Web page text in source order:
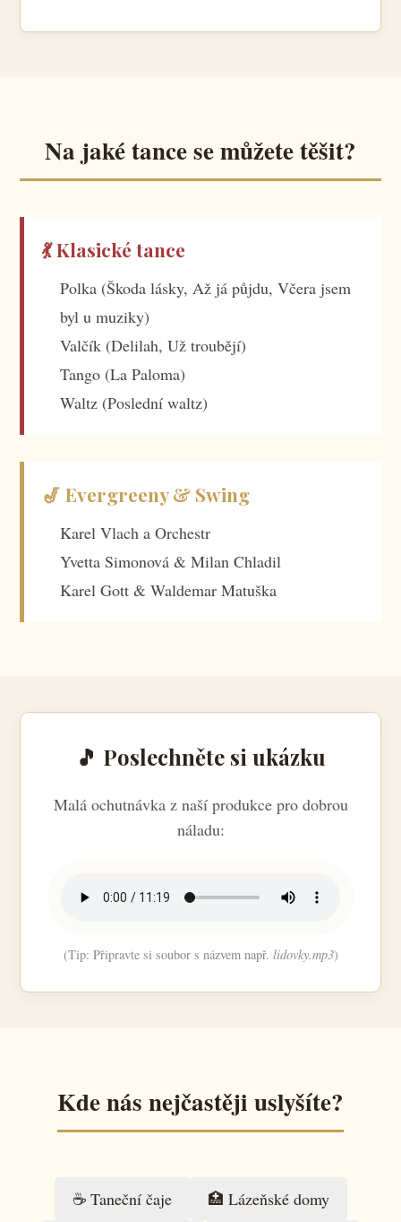
Na jaké tance se můžete těšit?
💃 Klasické tance
Polka (Škoda lásky, Až já půjdu, Včera jsem
byl u muziky)
Valčík (Delilah, Už troubějí)
Tango (La Paloma)
Waltz (Poslední waltz)
🎷 Evergreeny & Swing
Karel Vlach a Orchestr
Yvetta Simonová & Milan Chladil
Karel Gott & Waldemar Matuška
🎵 Poslechněte si ukázku
Malá ochutnávka z naší produkce pro dobrou
náladu:
(Tip: Připravte si soubor s názvem např. lidovky.mp3)
Kde nás nejčastěji uslyšíte?
☕ Taneční čaje
🏥 Lázeňské domy